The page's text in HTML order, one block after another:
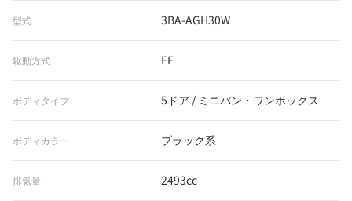
型式 3BA-AGH30W
駆動方式 FF
ボディタイプ 5ドア / ミニバン・ワンボックス
ボディカラー ブラック系
排気量 2493cc